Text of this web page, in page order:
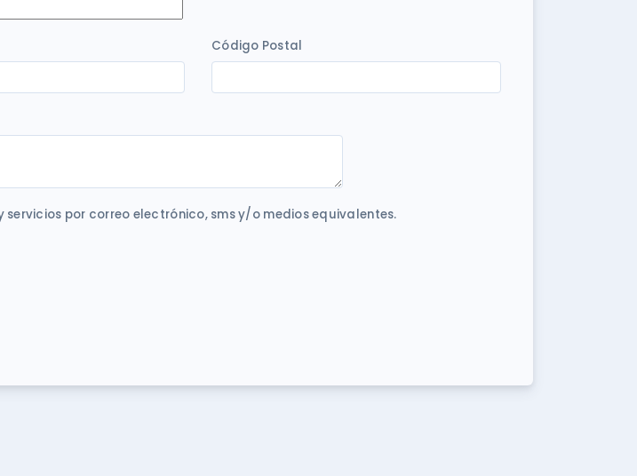
Código Postal
por correo electrónico, sms y/o medios equivalentes.